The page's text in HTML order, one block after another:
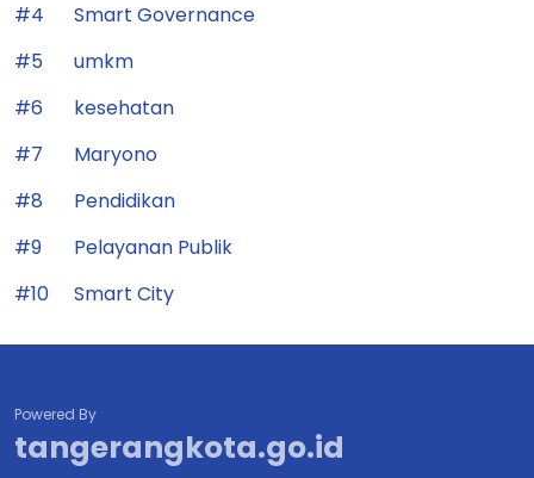
#4
Smart Governance
#5
umkm
#6
kesehatan
#7
Maryono
#8
Pendidikan
#9
Pelayanan Publik
#10
Smart City
Powered By
tangerangkota.go.id